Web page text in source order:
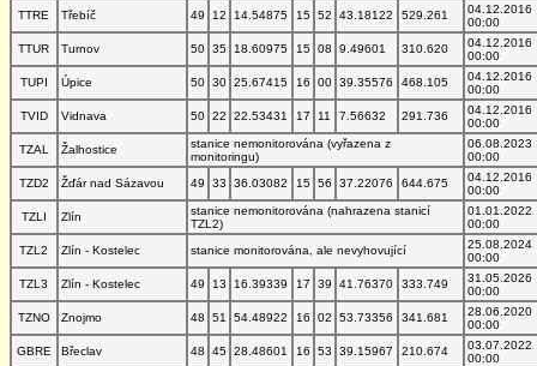
TTRE
Třebíč 49 12 14.54875 15 52 43.18122 529.261
04.12.2016
00:00
TTUR
Turnov 50 35 18.60975 15 08 9.49601 310.620
04.12.2016
00:00
TUPI
Úpice 50 30 25.67415 16 00 39.35576 468.105
04.12.2016
00:00
TVID
Vidnava 50 22 22.53431 17 11 7.56632 291.736
04.12.2016
00:00
TZAL
Žalhostice
stanice nemonitorována (vyřazena z
monitoringu)
06.08.2023
00:00
TZD2
Žďár nad Sázavou 49 33 36.03082 15 56 37.22076 644.675
04.12.2016
00:00
TZLI
Zlín
stanice nemonitorována (nahrazena stanicí
TZL2)
01.01.2022
00:00
TZL2
Zlín - Kostelec stanice monitorována, ale nevyhovující
25.08.2024
00:00
TZL3
Zlín - Kostelec 49 13 16.39339 17 39 41.76370 333.749
31.05.2026
00:00
TZNO
Znojmo 48 51 54.48922 16 02 53.73356 341.681
28.06.2020
00:00
GBRE
Břeclav 48 45 28.48601 16 53 39.15967 210.674
03.07.2022
00:00